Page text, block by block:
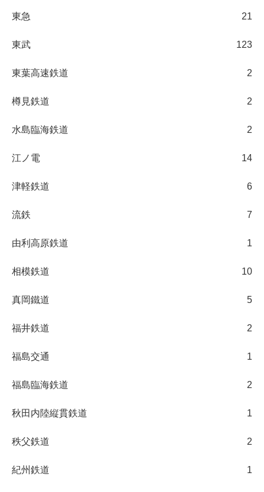
東急 21
東武 123
東葉高速鉄道 2
樽見鉄道 2
水島臨海鉄道 2
江ノ電 14
津軽鉄道 6
流鉄 7
由利高原鉄道 1
相模鉄道 10
真岡鐵道 5
福井鉄道 2
福島交通 1
福島臨海鉄道 2
秋田内陸縦貫鉄道 1
秩父鉄道 2
紀州鉄道 1